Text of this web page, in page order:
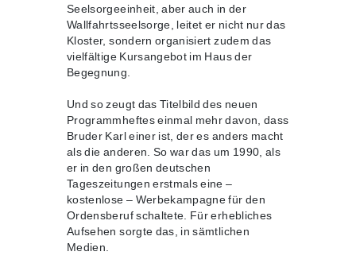
Seelsorgeeinheit, aber auch in der
Wallfahrtsseelsorge, leitet er nicht nur das
Kloster, sondern organisiert zudem das
vielfältige Kursangebot im Haus der
Begegnung.
Und so zeugt das Titelbild des neuen
Programmheftes einmal mehr davon, dass
Bruder Karl einer ist, der es anders macht
als die anderen. So war das um 1990, als
er in den großen deutschen
Tageszeitungen erstmals eine –
kostenlose – Werbekampagne für den
Ordensberuf schaltete. Für erhebliches
Aufsehen sorgte das, in sämtlichen
Medien.